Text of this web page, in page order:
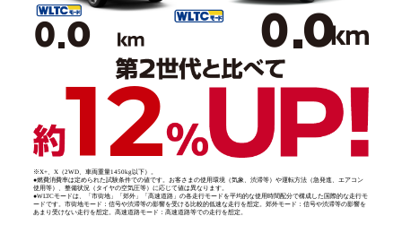
0 0 0 0
12
※X+、X（2WD、車両重量1450kg以下）。
●燃費消費率は定められた試験条件での値です。お客さまの使用環境（気象、渋滞等）や運転方法（急発進、エアコン
使用等）、整備状況（タイヤの空気圧等）に応じて値は異なります。
●WLTCモードは、「市街地」「郊外」「高速道路」の各走行モードを平均的な使用時間配分で構成した国際的な走行モ
ードです。市街地モード：信号や渋滞等の影響を受ける比較的低速な走行を想定。郊外モード：信号や渋滞等の影響を
あまり受けない走行を想定。高速道路モード：高速道路等での走行を想定。